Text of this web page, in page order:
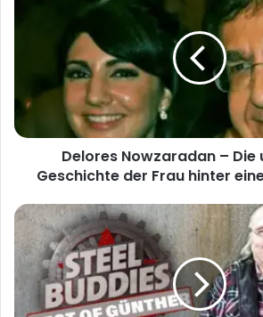
unerzählte
Geschichte
der
hinter
Delores Nowzaradan – Die
Geschichte der Frau hinter
Steel
Buddies
Günther
Gestorben